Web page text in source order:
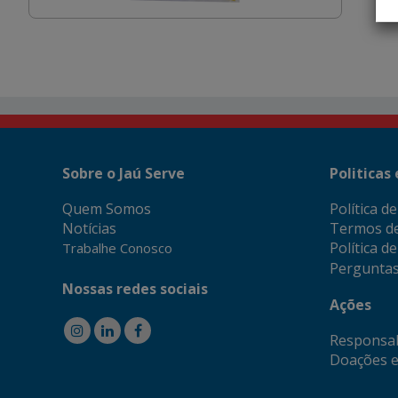
Sobre o Jaú Serve
Quem Somos
Notícias
Trabalhe Conosco
Nossas redes sociais
Politicas
Política
Termos
Política
Ações
Doações